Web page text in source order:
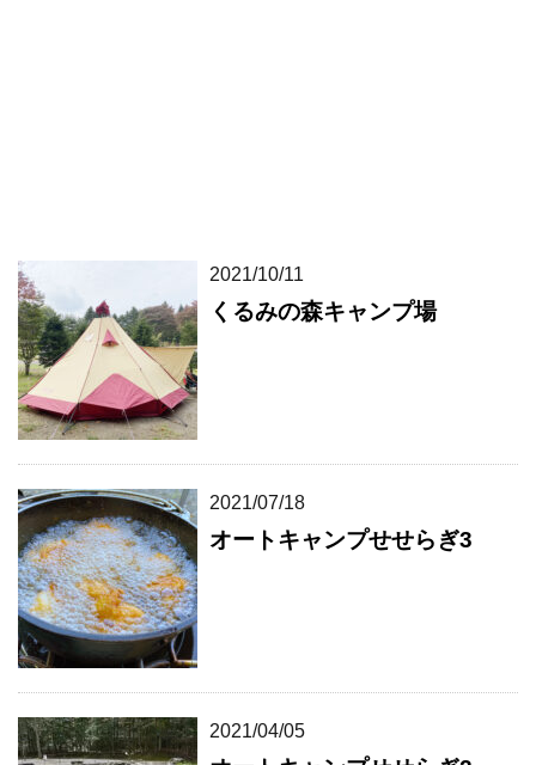
2021/10/11
くるみの森キャンプ場
2021/07/18
オートキャンプせせらぎ3
2021/04/05